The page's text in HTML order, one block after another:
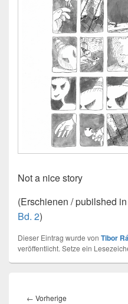
Not a nice story
(Erschienen / pubilshed in
Bd. 2)
Dieser Eintrag wurde von Tibor
veröffentlicht. Setze ein
← Vorherige